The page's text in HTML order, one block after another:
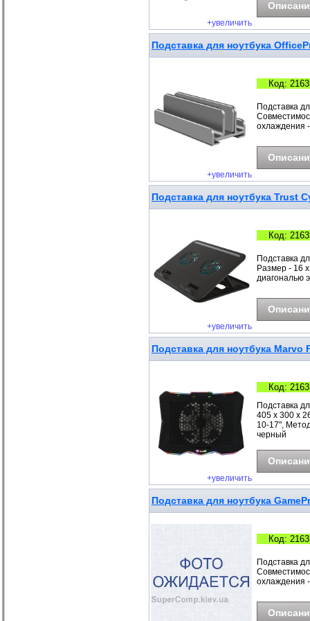
+увеличить
Подставка для ноутбука
+увеличить
Код:
Подставка
охлаждения
Подставка для ноутбука Trust
+увеличить
Код:
Подставка
Размер - 16
диагональю
Подставка для ноутбука Marvo
+увеличить
Код:
Подставка
405 х 300 х
10-17",
черный
Подставка для ноутбука
Код:
Подставка
охлаждения